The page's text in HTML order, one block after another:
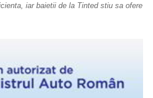
iar baietii de la Tintedstiu sa ofere